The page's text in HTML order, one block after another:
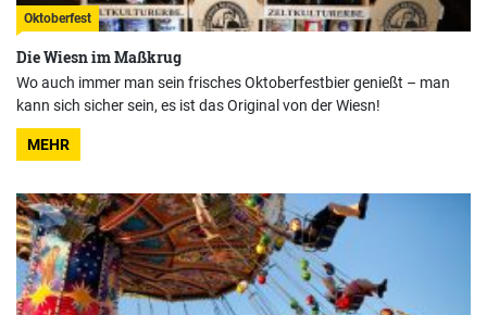
Oktoberfest
Die Wiesn im Maßkrug
Wo auch immer man sein frisches Oktoberfestbier genießt – man
kann sich sicher sein, es ist das Original von der Wiesn!
MEHR